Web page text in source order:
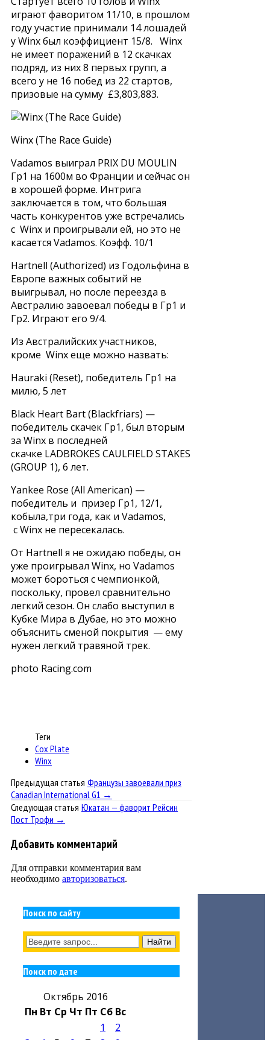
играют фаворитом 11/10, в прошлом
году участие принимали 14 лошадей
у Winx был коэффициент 15/8. Winx
не имеет поражений в 12 скачках
подряд, из них 8 первых групп, а
всего у не 16 побед из 22 стартов,
призовые на сумму £3,803,883.
Winx (The Race Guide)
Vadamos выиграл PRIX DU MOULIN
Гр1 на 1600м во Франции и сейчас он
в хорошей форме. Интрига
заключается в том, что большая
часть конкурентов уже встречались
с Winx и проигрывали ей, но это не
касается Vadamos. Коэфф. 10/1
Hartnell (Authorized) из Годольфина в
Европе важных событий не
выигрывал, но после переезда в
Австралию завоевал победы в Гр1 и
Гр2. Играют его 9/4.
Из Австралийских участников,
кроме Winx еще можно назвать:
Hauraki (Reset), победитель Гр1 на
милю, 5 лет
Black Heart Bart (Blackfriars) —
победитель скачек Гр1, был вторым
за Winx в последней
скачке LADBROKES CAULFIELD STAKES
(GROUP 1), 6 лет.
Yankee Rose (All American) —
победитель и призер Гр1, 12/1,
кобыла,три года, как и Vadamos,
с Winx не пересекалась.
От Hartnell я не ожидаю победы, он
уже проигрывал Winx, но Vadamos
может бороться с чемпионкой,
поскольку, провел сравнительно
легкий сезон. Он слабо выступил в
Кубке Мира в Дубае, но это можно
объяснить сменой покрытия — ему
нужен легкий травяной трек.
photo Racing.com
Теги
Cox Plate
Winx
Предыдущая статья Французы завоевали приз
Canadian International G1 →
Следующая статья Юкатан — фаворит Рейсин
Пост Трофи →
Добавить комментарий
Для отправки комментария вам
необходимо авторизоваться.
Поиск по сайту
Поиск по дате
Октябрь 2016
Пн Вт Ср Чт Пт Сб Вс
1
2